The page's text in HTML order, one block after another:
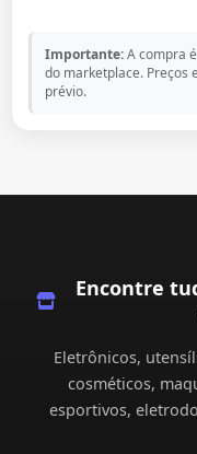
Importante:A compra
do marketplace. Preços
prévio.
Encontre
Eletrônicos,
cosméticos,
esportivos,